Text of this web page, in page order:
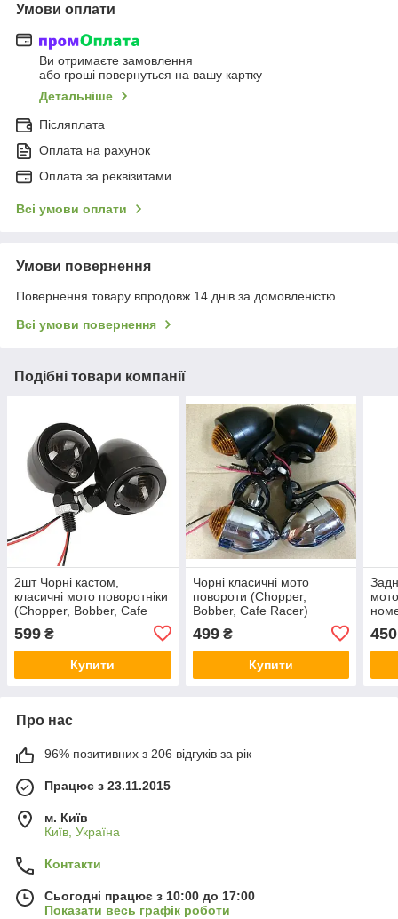
Умови оплати
Ви отримаєте замовлення
або гроші повернуться на вашу картку
Детальніше
Післяплата
Оплата на рахунок
Оплата за реквізитами
Всі умови оплати
Умови повернення
Повернення товару впродовж 14 днів за домовленістю
Всі умови повернення
Подібні товари компанії
2шт Чорні кастом,
класичні мото поворотніки
(Chopper, Bobber, Cafe
599 ₴
Купити
Чорні класичні мото
повороти (Chopper,
Bobber, Cafe Racer)
499₴
Купити
450
Про нас
96% позитивних з 206 відгуків за рік
Працює з 23.11.2015
м. Київ
Київ, Україна
Контакти
Сьогодні працює з 10:00 до 17:00
Показати весь графік роботи